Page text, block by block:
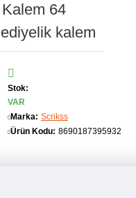
64
kalem
Stok:
VAR
Marka: Scrikss
Ürün Kodu: 8690187395932